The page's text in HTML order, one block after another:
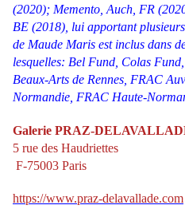
(2020); Memento, Auch, FR
BE (2018), lui apportant
de Maude Maris est inclus dans
lesquelles: Bel Fund, Colas
Beaux-Arts de Rennes, FRAC
Normandie, FRAC Haute-
Galerie PRAZ-
5 rue des Haudriettes
F-75003 Paris
https://www.praz-delavallade.com